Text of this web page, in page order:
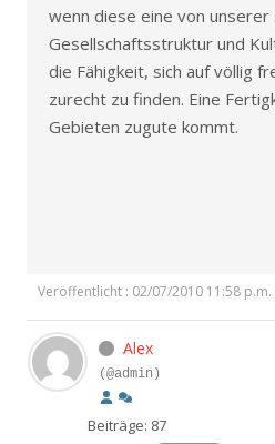
wenn diese eine von
Gesellschaftsstruktur und
die Fähigkeit, sich auf völlig
zurecht zu finden. Eine
Gebieten zugute kommt.
Veröffentlicht : 02/07/2010 11:58 p.m.
Alex
(@admin)
Beiträge: 87